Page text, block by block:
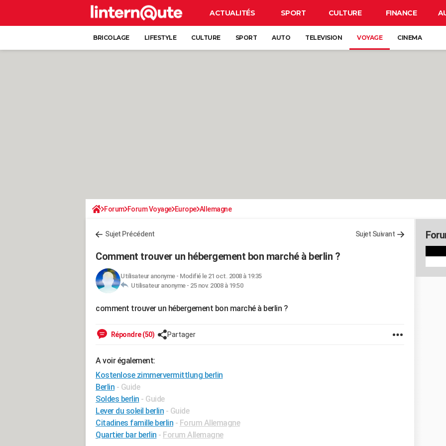
ACTUALITÉS SPORT CULTURE FINANCE
BRICOLAGE LIFESTYLE CULTURE SPORT AUTO TELEVISION VOYAGE CINEMA
Forum Forum Voyage Europe Allemagne
Sujet Précédent Sujet Suivant
Comment trouver un hébergement bon marché à berlin ?
Utilisateur anonyme- Modifié le 21 oct. 2008 à 19:35
Utilisateur anonyme - 25 nov. 2008 à 19:50
comment trouver un hébergement bon marché à berlin ?
Répondre (50) Partager
A voir également:
Kostenlose zimmervermittlung berlin
Berlin - Guide
Soldes berlin - Guide
Lever du soleil berlin - Guide
Citadines famille berlin - Forum Allemagne
Quartier bar berlin - Forum Allemagne